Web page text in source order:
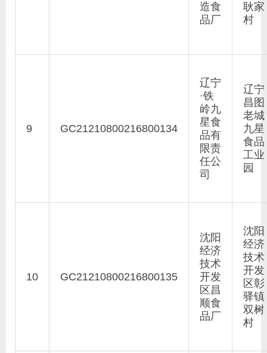
造食
品厂
耿家
村
9 GC21210800216800134
辽宁
·铁
岭九
星食
品有
限责
任公
司
辽宁
昌图
老城
九星
食品
工业
园
10 GC21210800216800135
沈阳
经济
技术
开发
区昌
顺食
品厂
沈阳
经济
技术
开发
区彰
驿镇
双树
村